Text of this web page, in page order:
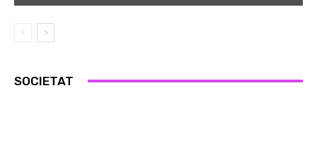
SOCIETAT